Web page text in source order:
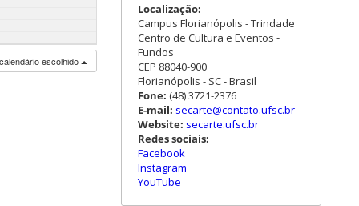
escolhido
Localização:
Campus Florianópolis - Trindade
Centro de Cultura e Eventos -
Fundos
CEP 88040-900
Florianópolis - SC - Brasil
Fone: (48) 3721-2376
E-mail: secarte@contato.ufsc.br
Website: secarte.ufsc.br
Redes sociais:
Facebook
Instagram
YouTube